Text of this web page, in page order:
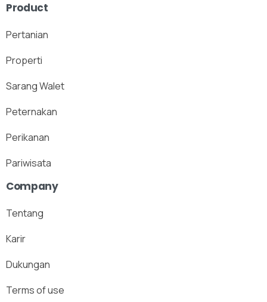
Product
Pertanian
Properti
Sarang Walet
Peternakan
Perikanan
Pariwisata
Company
Tentang
Karir
Dukungan
Terms of use